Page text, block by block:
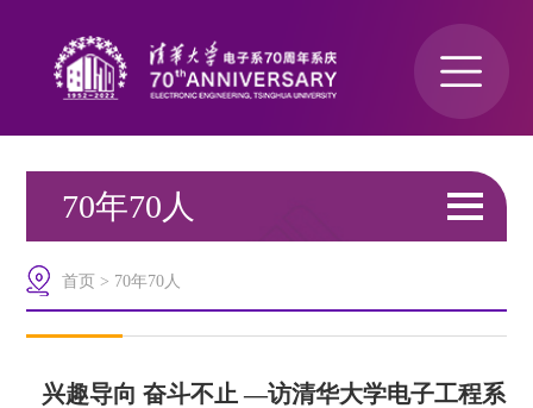
70年70人
首页 > 70年70人
兴趣导向 奋斗不止 —访清华大学电子工程系